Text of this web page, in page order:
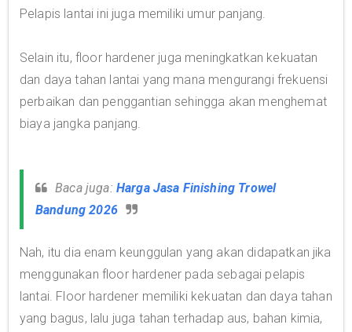
Pelapis lantai ini juga memiliki umur panjang.
Selain itu, floor hardener juga meningkatkan kekuatan
dan daya tahan lantai yang mana mengurangi frekuensi
perbaikan dan penggantian sehingga akan menghemat
biaya jangka panjang.
Baca juga: Harga Jasa Finishing Trowel
Bandung 2026
Nah, itu dia enam keunggulan yang akan didapatkan jika
menggunakan floor hardener pada sebagai pelapis
lantai. Floor hardener memiliki kekuatan dan daya tahan
yang bagus, lalu juga tahan terhadap aus, bahan kimia,